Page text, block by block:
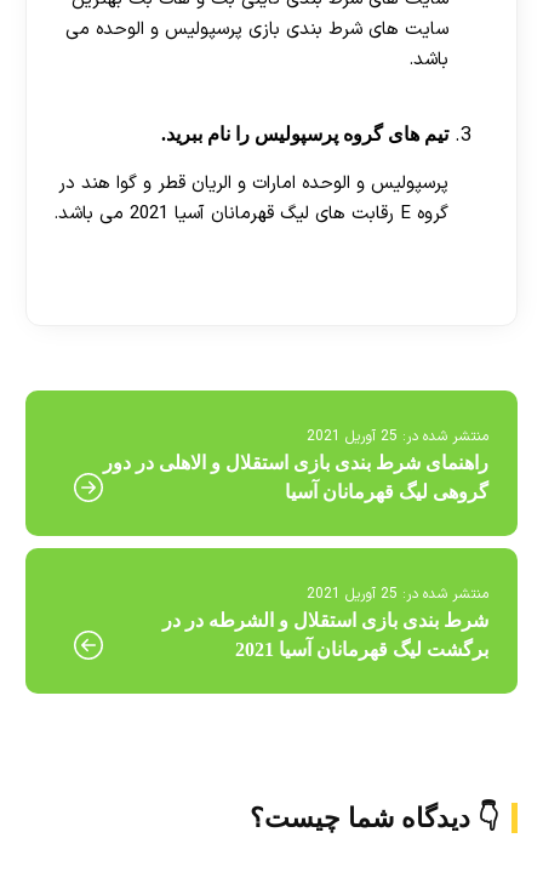
سایت های شرط بندی بازی پرسپولیس و الوحده می
باشد.
تیم های گروه پرسپولیس را نام ببرید.
پرسپولیس و الوحده امارات و الریان قطر و گوا هند در
گروه E رقابت های لیگ قهرمانان آسیا 2021 می باشد.
منتشر شده در: 25 آوریل 2021
راهنمای شرط بندی بازی استقلال و الاهلی در دور
گروهی لیگ قهرمانان آسیا
منتشر شده در: 25 آوریل 2021
شرط بندی بازی استقلال و الشرطه در در
برگشت لیگ قهرمانان آسیا 2021
👇 دیدگاه شما چیست؟